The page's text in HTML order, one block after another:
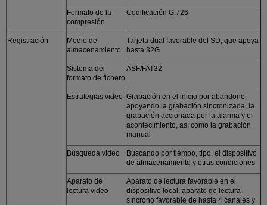
Formato de la
compresión
Codificación G.726
Registración
Medio de
almacenamiento
Tarjeta dual favorable del SD, que apoya
hasta 32G
Sistema del
formato de fichero
ASF/FAT32
Estrategias video Grabación en el inicio por abandono,
apoyando la grabación sincronizada, la
grabación accionada por la alarma y el
acontecimiento, así como la grabación
manual
Búsqueda video
Buscando por tiempo, tipo, el dispositivo
de almacenamiento y otras condiciones
Aparato de
lectura video
Aparato de lectura favorable en el
dispositivo local, aparato de lectura
síncrono favorable de hasta 4 canales y